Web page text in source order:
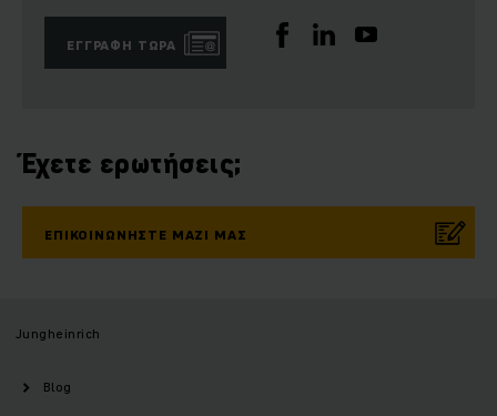
ΕΓΓΡΑΦΉ ΤΏΡΑ
Έχετε ερωτήσεις;
ΕΠΙΚΟΙΝΩΝΉΣΤΕ ΜΑΖΊ ΜΑΣ
Jungheinrich
Blog